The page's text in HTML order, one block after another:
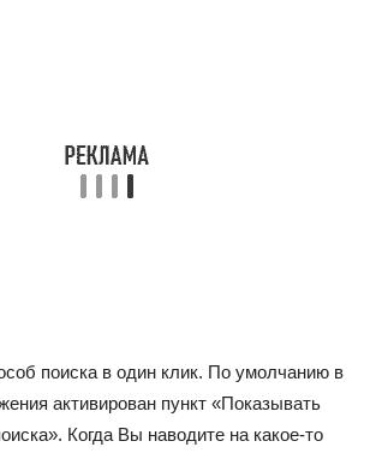
поиска в один клик. По умолчанию в
активирован пункт «Показывать
Когда Вы наводите на какое-то